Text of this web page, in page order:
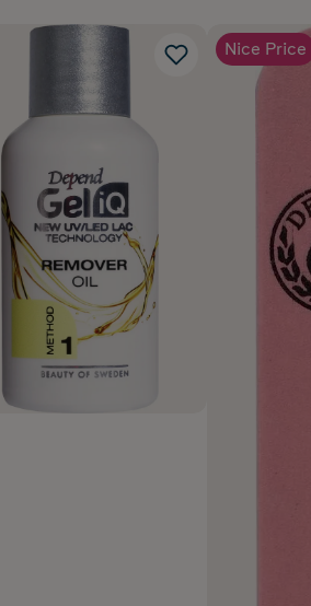
Nice Price